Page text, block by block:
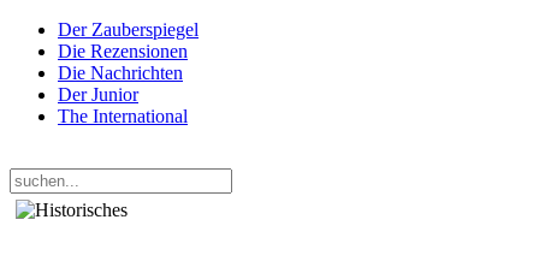
Der Zauberspiegel
Die Rezensionen
Die Nachrichten
Der Junior
The International